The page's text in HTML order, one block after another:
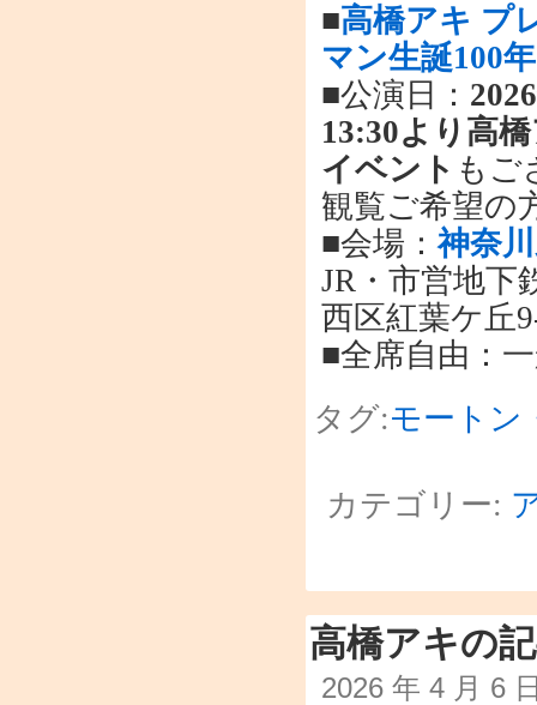
■高橋アキ プ
マン生誕100
■公演日：
13:30より高
イベント もご
観覧ご希望の
■会場：神奈
JR・市営地下
西区紅葉ケ丘
■全席自由：
タグ:モートン
カテゴリー:
高橋アキの
2026 年 4 月 6